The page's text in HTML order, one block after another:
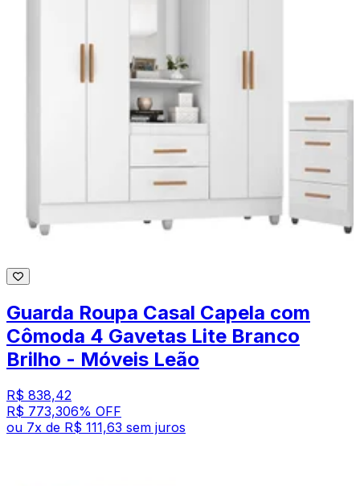
Guarda Roupa Casal Capela com
Cômoda 4 Gavetas Lite Branco
Brilho - Móveis Leão
R$ 838,42
R$ 773,306% OFF
ou 7x de R$ 111,63 sem juros